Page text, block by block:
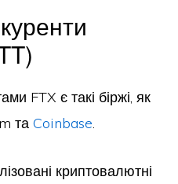
FTX є такі біржі, як
таCoinbase.
криптовалютні